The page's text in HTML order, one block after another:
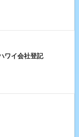
ワイ会社登記